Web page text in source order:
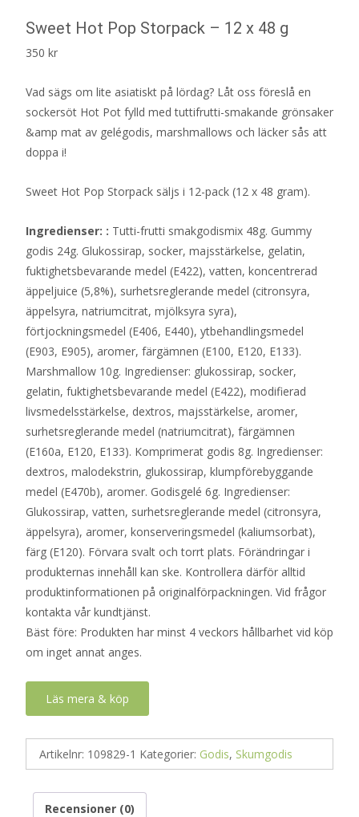
Sweet Hot Pop Storpack – 12 x 48 g
350 kr
Vad sägs om lite asiatiskt på lördag? Låt oss föreslå en
sockersöt Hot Pot fylld med tuttifrutti-smakande grönsaker
&amp mat av gelégodis, marshmallows och läcker sås att
doppa i!
Sweet Hot Pop Storpack säljs i 12-pack (12 x 48 gram).
Ingredienser: : Tutti-frutti smakgodismix 48g. Gummy
godis 24g. Glukossirap, socker, majsstärkelse, gelatin,
fuktighetsbevarande medel (E422), vatten, koncentrerad
äppeljuice (5,8%), surhetsreglerande medel (citronsyra,
äppelsyra, natriumcitrat, mjölksyra syra),
förtjockningsmedel (E406, E440), ytbehandlingsmedel
(E903, E905), aromer, färgämnen (E100, E120, E133).
Marshmallow 10g. Ingredienser: glukossirap, socker,
gelatin, fuktighetsbevarande medel (E422), modifierad
livsmedelsstärkelse, dextros, majsstärkelse, aromer,
surhetsreglerande medel (natriumcitrat), färgämnen
(E160a, E120, E133). Komprimerat godis 8g. Ingredienser:
dextros, malodekstrin, glukossirap, klumpförebyggande
medel (E470b), aromer. Godisgelé 6g. Ingredienser:
Glukossirap, vatten, surhetsreglerande medel (citronsyra,
äppelsyra), aromer, konserveringsmedel (kaliumsorbat),
färg (E120). Förvara svalt och torrt plats. Förändringar i
produkternas innehåll kan ske. Kontrollera därför alltid
produktinformationen på originalförpackningen. Vid frågor
kontakta vår kundtjänst.
Bäst före: Produkten har minst 4 veckors hållbarhet vid köp
om inget annat anges.
Läs mera & köp
Artikelnr: 109829-1 Kategorier: Godis, Skumgodis
Recensioner (0)